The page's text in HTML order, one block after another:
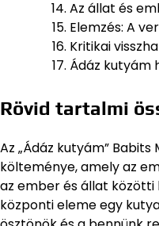
Az állat és
Elemzés: A
Kritikai
Ádáz kutyám
Rövid tartalmi
Az „Ádáz kutyám” Babits
költeménye, amely az
az ember és állat közötti
központi eleme egy